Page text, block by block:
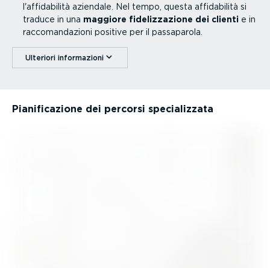
l'affida­bilità aziendale. Nel tempo, questa affida­bilità si
traduce in una maggiore fideliz­za­zione dei clienti e in
racco­man­da­zioni positive per il passaparola.
Ulteriori infor­ma­zioni
Piani­fi­ca­zione dei percorsi specia­lizzata